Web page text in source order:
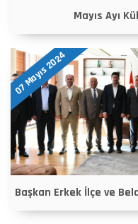
Mayıs Ayı
07 Mayıs 2024
Başkan Erkek İlçe ve